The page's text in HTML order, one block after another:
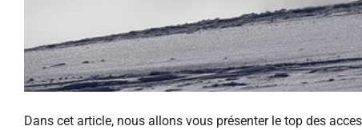
Dans cet article, nous allons vous présenter le top des